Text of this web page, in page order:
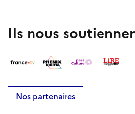
Ils nous
Nos partenaires